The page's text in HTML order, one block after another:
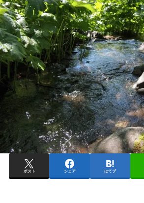
ポスト シェア はてブ